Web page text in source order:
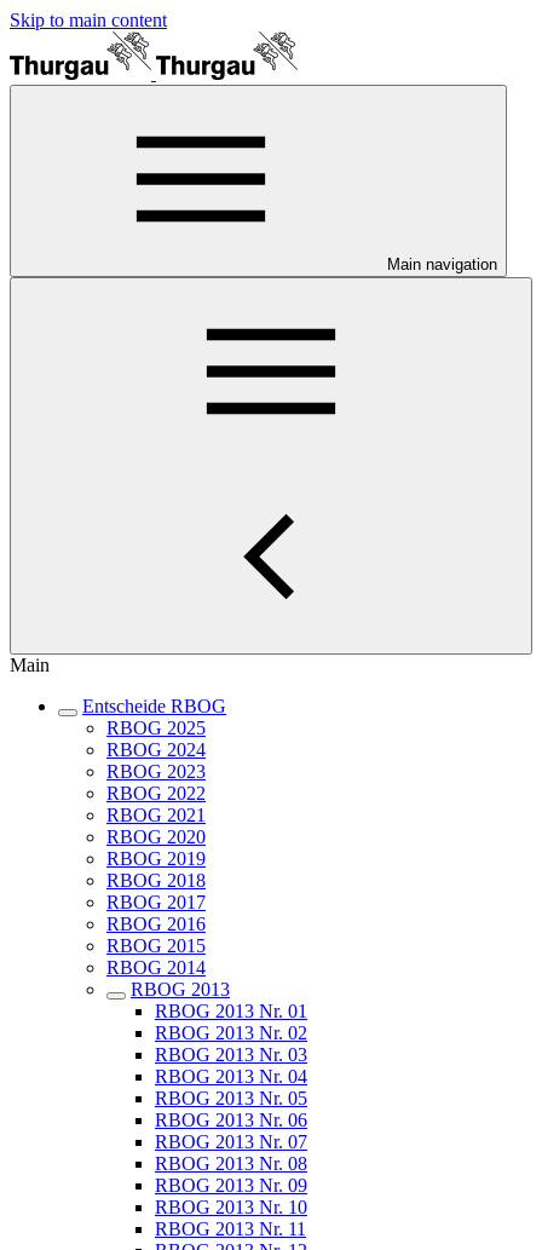
Skip to main content
Main navigation
Main
Entscheide RBOG
RBOG 2025
RBOG 2024
RBOG 2023
RBOG 2022
RBOG 2021
RBOG 2020
RBOG 2019
RBOG 2018
RBOG 2017
RBOG 2016
RBOG 2015
RBOG 2014
RBOG 2013
RBOG 2013 Nr. 01
RBOG 2013 Nr. 02
RBOG 2013 Nr. 03
RBOG 2013 Nr. 04
RBOG 2013 Nr. 05
RBOG 2013 Nr. 06
RBOG 2013 Nr. 07
RBOG 2013 Nr. 08
RBOG 2013 Nr. 09
RBOG 2013 Nr. 10
RBOG 2013 Nr. 11